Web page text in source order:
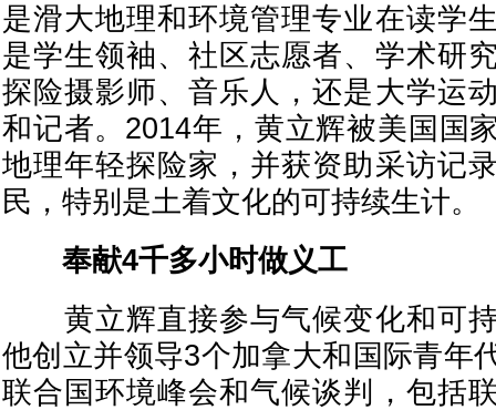
是滑大地理和环境管理专业在读学
是学生领袖、社区志愿者、学术研
探险摄影师、音乐人，还是大学运
和记者。2014年，黄立辉被美国国
地理年轻探险家，并获资助采访记
民，特别是土着文化的可持续生计。
奉献4千多小时做义工
黄立辉直接参与气候变化和可持
他创立并领导3个加拿大和国际青年
联合国环境峰会和气候谈判，包括